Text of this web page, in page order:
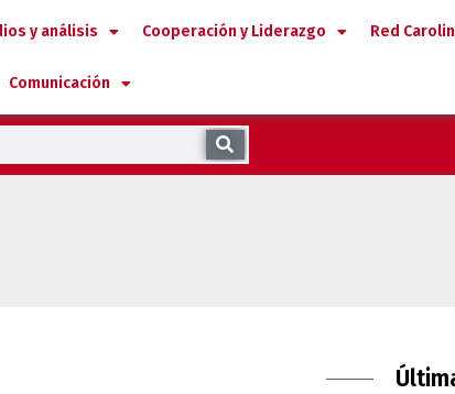
y análisis Cooperación y Liderazgo Red
Comunicación